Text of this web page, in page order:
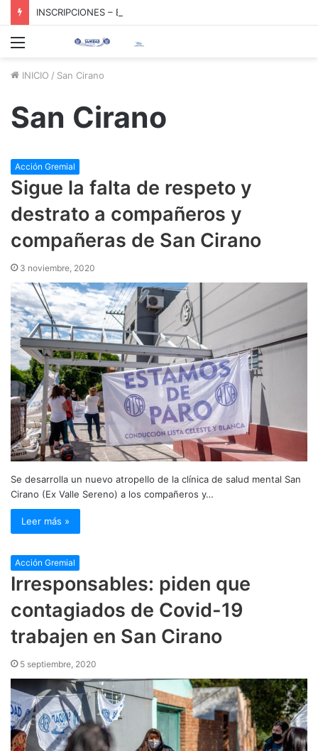
INSCRIPCIONES – ESCUELA SINDICAL
Menú
INICIO / San Cirano
San Cirano
Acción Gremial
Sigue la falta de respeto y
destrato a compañeros y
compañeras de San Cirano
3 noviembre, 2020
Se desarrolla un nuevo atropello de la clínica de salud mental San
Cirano (Ex Valle Sereno) a los compañeros y…
Leer más »
Acción Gremial
Irresponsables: piden que
contagiados de Covid-19
trabajen en San Cirano
5 septiembre, 2020